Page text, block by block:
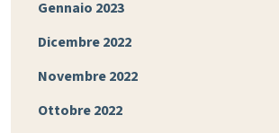
Gennaio 2023
Dicembre 2022
Novembre 2022
Ottobre 2022